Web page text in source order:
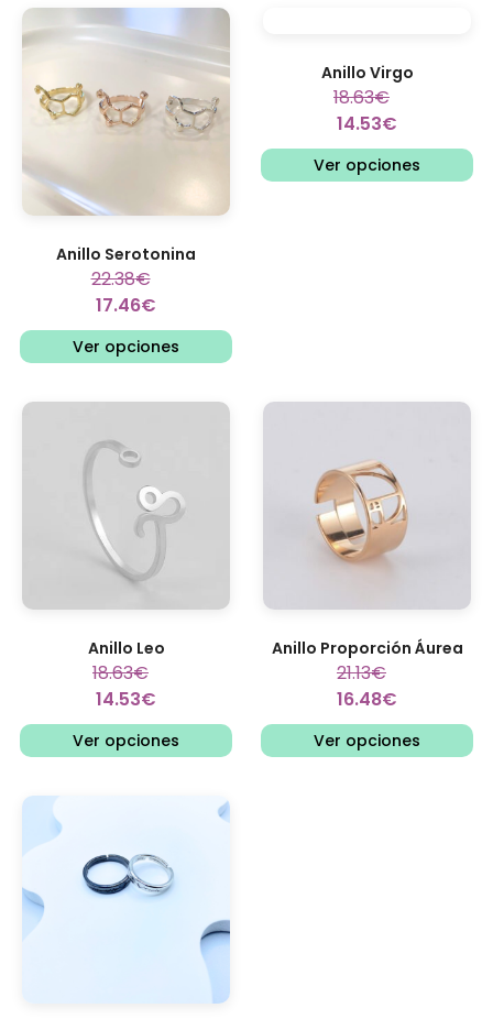
Anillo Serotonina
22.38€
17.46€
Ver opciones
Anillo Virgo
18.63€
14.53€
Ver opciones
Anillo Leo
18.63€
14.53€
Ver opciones
Anillo Proporción Áurea
21.13€
16.48€
Ver opciones